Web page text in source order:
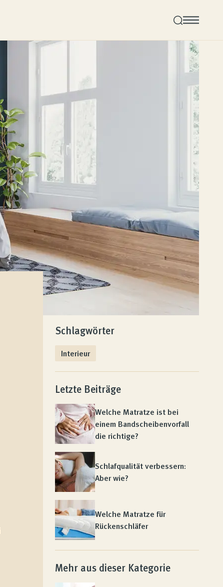
Schlagwörter
Interieur
Letzte Beiträge
Welche Matratze ist bei
einem Bandscheibenvorfall
die richtige?
Schlafqualität verbessern:
Aber wie?
Welche Matratze für
Rückenschläfer
Mehr aus dieser Kategorie